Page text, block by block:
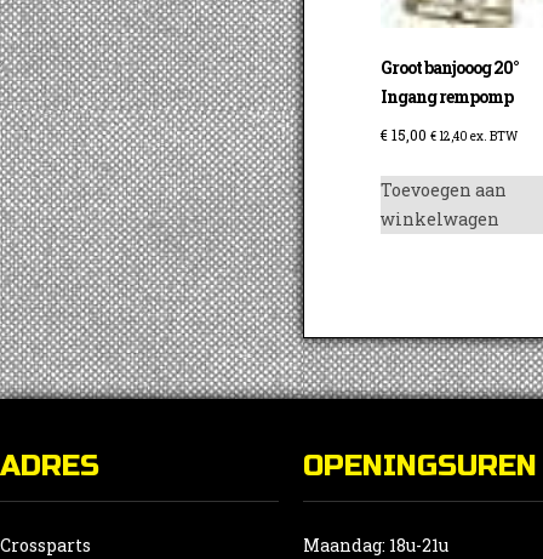
Groot banjooog 20°
Ingang rempomp
€15,00 € 12,40 ex. BTW
Toevoegen aan
winkelwagen
ADRES
Crossparts
OPENINGSUREN
Maandag: 18u-21u